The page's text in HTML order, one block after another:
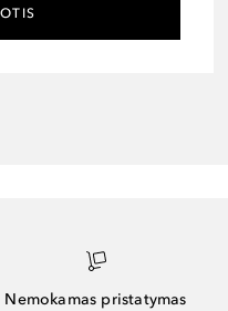
Nemokamas pristatymas